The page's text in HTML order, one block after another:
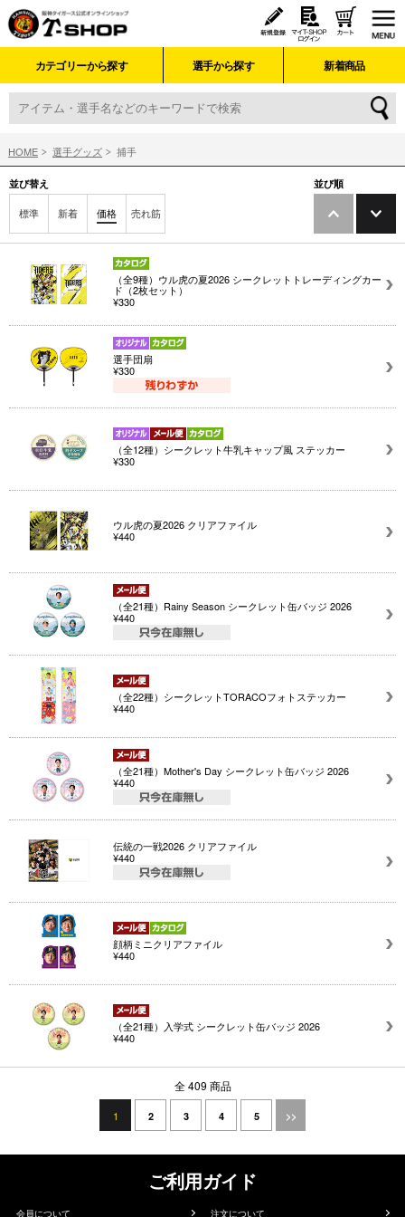
カテゴリーから探す 選手から探す 新着商品
HOME 選手グッズ 捕手
並び替え
標準 新着 価格 売れ筋
並び順
（全9種）ウル虎の夏2026 シークレットトレーディングカー
ド（2枚セット）
¥330
選手団扇
¥330
（全12種）シークレット牛乳キャップ風 ステッカー
¥330
ウル虎の夏2026 クリアファイル
¥440
（全21種）Rainy Season シークレット缶バッジ 2026
¥440
（全22種）シークレットTORACOフォトステッカー
¥440
（全21種）Mother's Day シークレット缶バッジ 2026
¥440
伝統の一戦2026 クリアファイル
¥440
顔柄ミニクリアファイル
¥440
（全21種）入学式 シークレット缶バッジ 2026
¥440
全 409 商品
1 2 3 4 5 >>
ご利用ガイド
会員について 注文について